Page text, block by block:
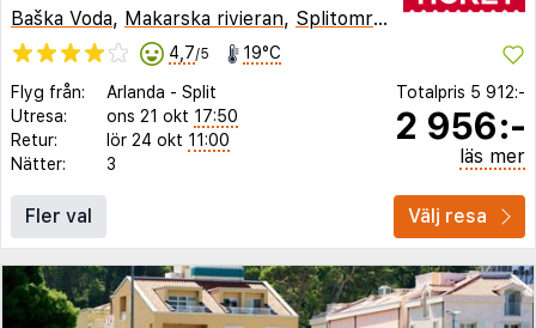
Baška Voda, Makarska rivieran, Splitområdet ,Kroatien
4,7/5 19°C
Flyg från: Arlanda - Split
Utresa:
ons 21 okt 17:50
Retur:
lör 24 okt 11:00
Nätter:
3
Totalpris 5 912:-
2 956:-
läs mer
Fler val Välj resa